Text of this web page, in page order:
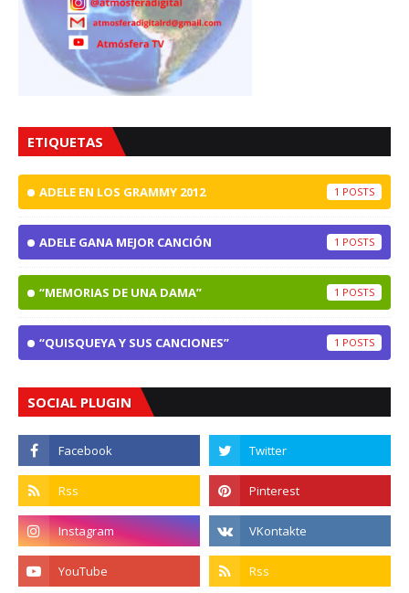
ETIQUETAS
ADELE EN LOS GRAMMY 2012 1
ADELE GANA MEJOR CANCIÓN 1
“MEMORIAS DE UNA DAMA” 1
“QUISQUEYA Y SUS CANCIONES” 1
SOCIAL PLUGIN